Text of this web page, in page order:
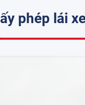
phép lái